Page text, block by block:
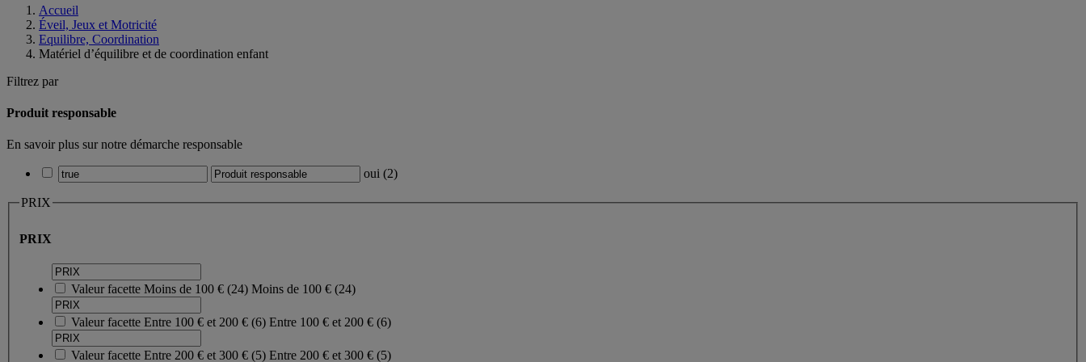
Accueil
Éveil, Jeux et Motricité
Equilibre, Coordination
Matériel d’équilibre et de coordination enfant
Filtrez par
Produit responsable
En savoir plus sur notre démarche responsable
oui (2)
PRIX
PRIX
Valeur facette Moins de 100 € (24) Moins de 100 € (24)
Valeur facette Entre 100 € et 200 € (6) Entre 100 € et 200 € (6)
Valeur facette Entre 200 € et 300 € (5) Entre 200 € et 300 € (5)